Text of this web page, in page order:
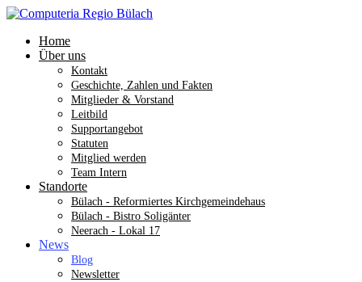
Home
Über uns
Kontakt
Geschichte, Zahlen und Fakten
Mitglieder & Vorstand
Leitbild
Supportangebot
Statuten
Mitglied werden
Team Intern
Standorte
Bülach - Reformiertes Kirchgemeindehaus
Bülach - Bistro Soligänter
Neerach - Lokal 17
News
Blog
Newsletter